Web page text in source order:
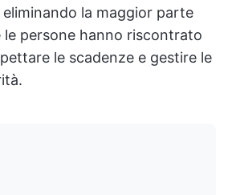
la maggior parte
le persone hanno riscontrato
le scadenze e gestire le